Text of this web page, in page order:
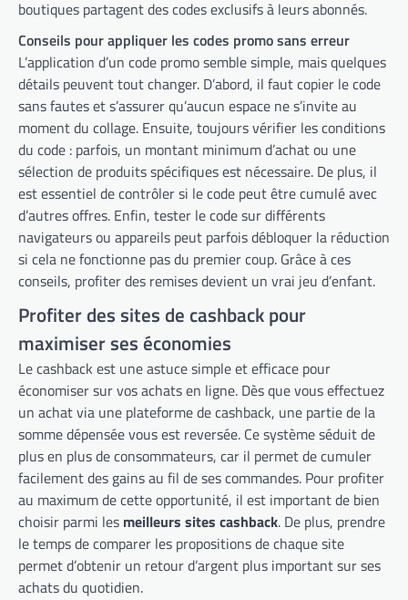
boutiques partagent des codes exclusifs à leurs abonnés.
Conseils pour appliquer les codes promo sans erreur
L’application d’un code promo semble simple, mais quelques
détails peuvent tout changer. D’abord, il faut copier le code
sans fautes et s’assurer qu’aucun espace ne s’invite au
moment du collage. Ensuite, toujours vérifier les conditions
du code : parfois, un montant minimum d’achat ou une
sélection de produits spécifiques est nécessaire. De plus, il
est essentiel de contrôler si le code peut être cumulé avec
d’autres offres. Enfin, tester le code sur différents
navigateurs ou appareils peut parfois débloquer la réduction
si cela ne fonctionne pas du premier coup. Grâce à ces
conseils, profiter des remises devient un vrai jeu d’enfant.
Profiter des sites de cashback pour
maximiser ses économies
Le cashback est une astuce simple et efficace pour
économiser sur vos achats en ligne. Dès que vous effectuez
un achat via une plateforme de cashback, une partie de la
somme dépensée vous est reversée. Ce système séduit de
plus en plus de consommateurs, car il permet de cumuler
facilement des gains au fil de ses commandes. Pour profiter
au maximum de cette opportunité, il est important de bien
choisir parmi les meilleurs sites cashback. De plus, prendre
le temps de comparer les propositions de chaque site
permet d’obtenir un retour d’argent plus important sur ses
achats du quotidien.